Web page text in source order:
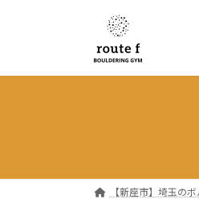
プ
動
【新座市】埼玉の